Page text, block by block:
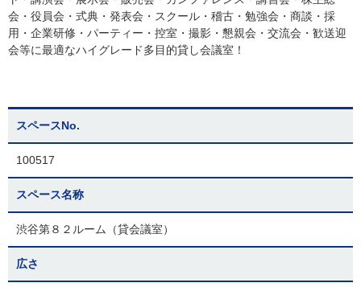
会・役員会・式典・発表会・スクール・稽古・勉強会・商談・採
用・企業研修・パーティー・控室・撮影・懇親会・交流会・歓送迎
会等に最適なハイグレード多目的貸し会議室！
スペースNo.
100517
スペース名称
渋谷第８２ルーム（貸会議室）
広さ